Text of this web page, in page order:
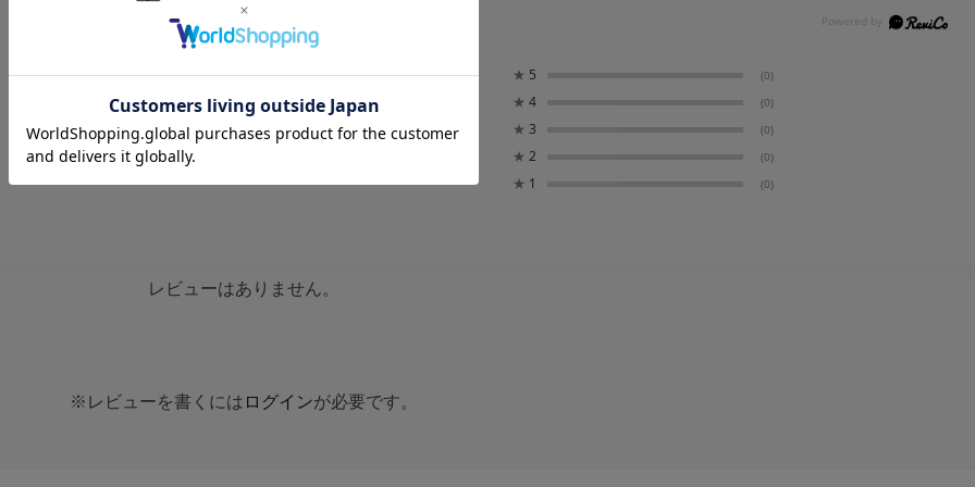
0.0
レビュー件数：0件
★ 5 (0)
★ 4 (0)
★ 3 (0)
★ 2 (0)
★ 1 (0)
レビューはありません。
※レビューを書くには ログインが必要です。